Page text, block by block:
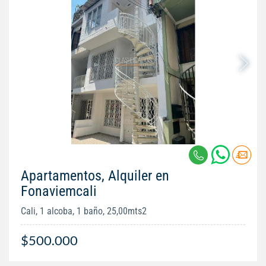
Apartamentos, Alquiler en
Fonaviemcali
Cali, 1 alcoba, 1 baño, 25,00mts2
$500.000